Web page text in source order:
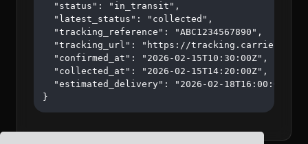
  "status": "in_transit",
  "latest_status": "collected",
  "tracking_reference": "ABC1234567890",
"tracking_url": "https://
  "confirmed_at": "2026-02-15T10:30:00Z",
  "collected_at": "2026-02-15T14:20:00Z",
  "estimated_delivery": "2026-02-18T16:00:00Z"
}